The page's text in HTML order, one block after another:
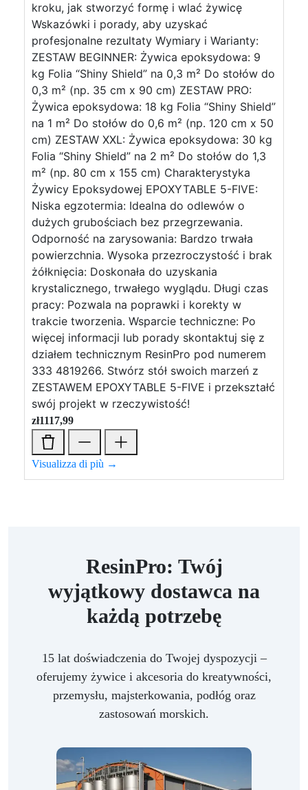
kroku, jak stworzyć formę i wlać żywicę
Wskazówki i porady, aby uzyskać
profesjonalne rezultaty Wymiary i Warianty:
ZESTAW BEGINNER: Żywica epoksydowa: 9
kg Folia “Shiny Shield” na 0,3 m² Do stołów do
0,3 m² (np. 35 cm x 90 cm) ZESTAW PRO:
Żywica epoksydowa: 18 kg Folia “Shiny Shield”
na 1 m² Do stołów do 0,6 m² (np. 120 cm x 50
cm) ZESTAW XXL: Żywica epoksydowa: 30 kg
Folia “Shiny Shield” na 2 m² Do stołów do 1,3
m² (np. 80 cm x 155 cm) Charakterystyka
Żywicy Epoksydowej EPOXYTABLE 5-FIVE:
Niska egzotermia: Idealna do odlewów o
dużych grubościach bez przegrzewania.
Odporność na zarysowania: Bardzo trwała
powierzchnia. Wysoka przezroczystość i brak
żółknięcia: Doskonała do uzyskania
krystalicznego, trwałego wyglądu. Długi czas
pracy: Pozwala na poprawki i korekty w
trakcie tworzenia. Wsparcie techniczne: Po
więcej informacji lub porady skontaktuj się z
działem technicznym ResinPro pod numerem
333 4819266. Stwórz stół swoich marzeń z
ZESTAWEM EPOXYTABLE 5-FIVE i przekształć
swój projekt w rzeczywistość!
zł1117,99
Visualizza di più →
ResinPro: Twój
wyjątkowy dostawca na
każdą potrzebę
15 lat doświadczenia do Twojej dyspozycji –
oferujemy żywice i akcesoria do kreatywności,
przemysłu, majsterkowania, podłóg oraz
zastosowań morskich.